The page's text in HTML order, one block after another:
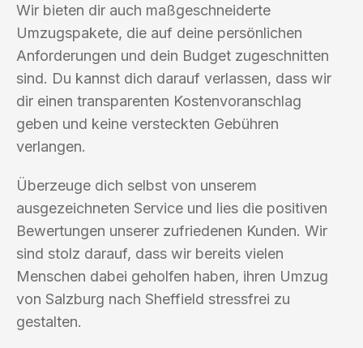
Wir bieten dir auch maßgeschneiderte
Umzugspakete, die auf deine persönlichen
Anforderungen und dein Budget zugeschnitten
sind. Du kannst dich darauf verlassen, dass wir
dir einen transparenten Kostenvoranschlag
geben und keine versteckten Gebühren
verlangen.
Überzeuge dich selbst von unserem
ausgezeichneten Service und lies die positiven
Bewertungen unserer zufriedenen Kunden. Wir
sind stolz darauf, dass wir bereits vielen
Menschen dabei geholfen haben, ihren Umzug
von Salzburg nach Sheffield stressfrei zu
gestalten.